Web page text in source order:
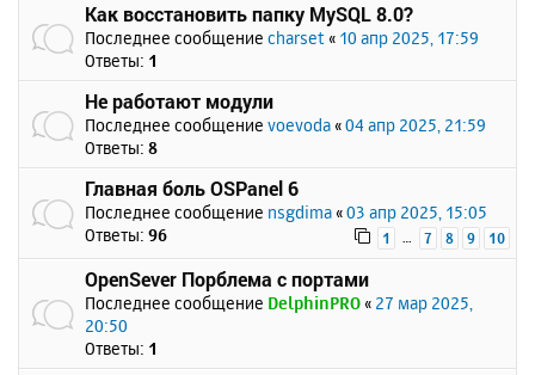
Как восстановить папку MySQL 8.0?
Последнее сообщение charset « 10 апр 2025, 17:59
Ответы: 1
Не работают модули
Последнее сообщение voevoda «04 апр 2025, 21:59
Ответы: 8
Главная боль OSPanel 6
Последнее сообщение nsgdima «03 апр 2025, 15:05
Ответы: 96 1 … 7 8 9 10
OpenSever Порблема с портами
Последнее сообщение DelphinPRO « 27 мар 2025,
20:50
Ответы: 1